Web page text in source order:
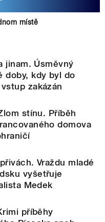
místě
jinam. Úsměvný
doby, kdy byl do
zakázán
stínu. Příběh
domova
Vraždu mladé
vyšetřuje
Medek
příběhy